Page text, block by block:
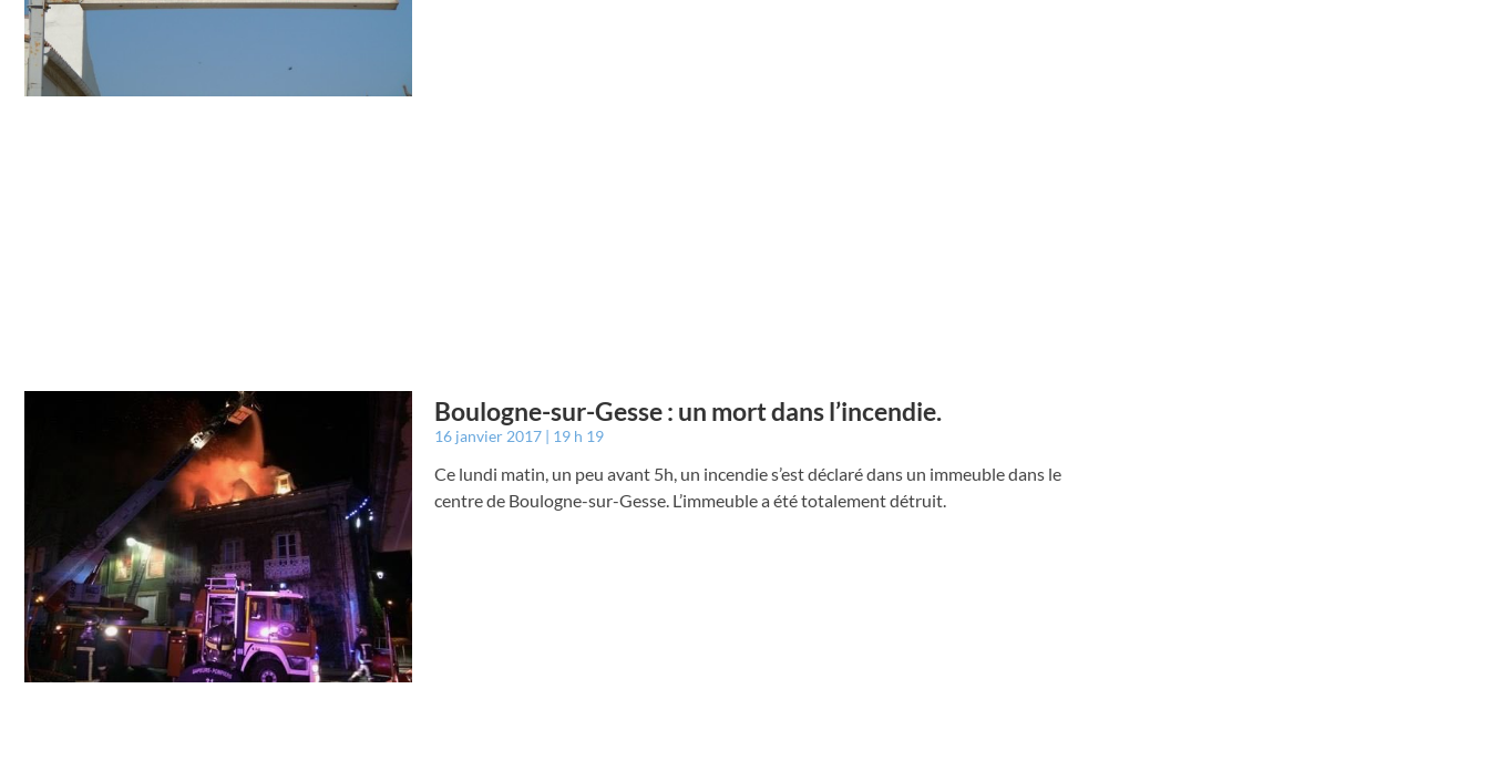
Boulogne-sur-Gesse : un mort dans l’incendie.
16 janvier 2017 19 h 19
Ce lundi matin, un peu avant 5h, un incendie s’est déclaré dans un immeuble dans le
centre de Boulogne-sur-Gesse. L’immeuble a été totalement détruit.